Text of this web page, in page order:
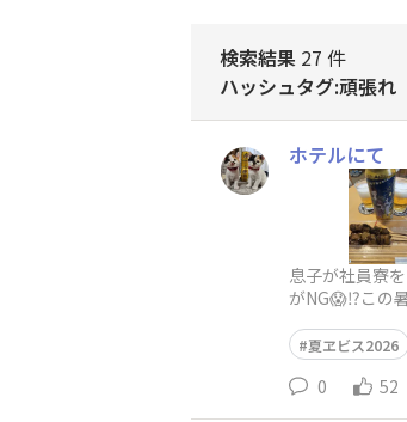
検索結果 27 件
ハッシュタグ:頑張れ
ホテルにて
息子が社員寮
がNG😱⁉️この
夏ヱビス2026
0 52